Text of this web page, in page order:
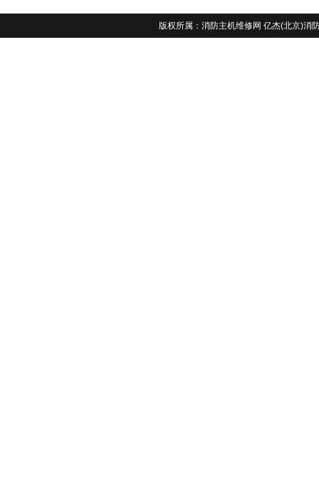
版权所属： 消防主机维修网 亿杰(北京)消